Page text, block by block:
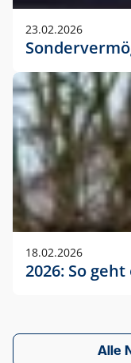
23.02.2026
18.02.2026
2026: So
Alle